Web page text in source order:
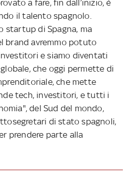
a fare, fin dall’inizio, è
il talento spagnolo.
startup di Spagna, ma
brand avremmo potuto
e siamo diventati
che oggi permette di
che mette
tech, investitori, e tutti i
del Sud del mondo,
di stato spagnoli,
prendere parte alla